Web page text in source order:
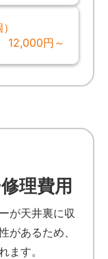
12,000円～
理費用
が天井裏に収
があるため、
ます。